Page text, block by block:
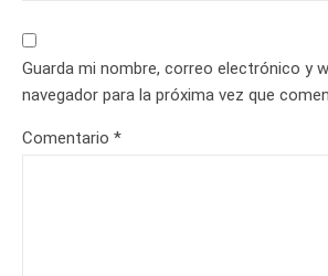
Guarda mi nombre, correo electrónico y
navegador para la próxima vez que
Comentario *